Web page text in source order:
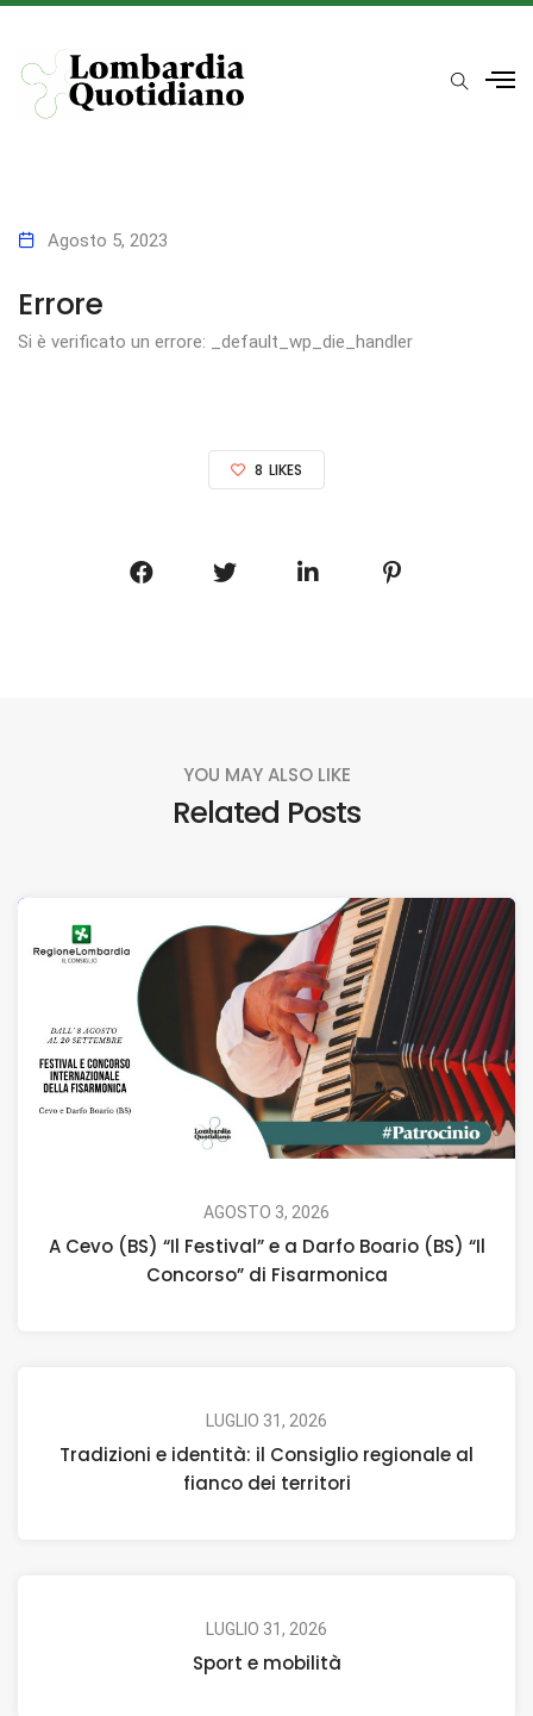
Agosto 5, 2023
Errore
Si è verificato un errore: _default_wp_die_handler
8 LIKES
YOU MAY ALSO LIKE
Related Posts
AGOSTO 3, 2026
A Cevo (BS) “Il Festival” e a Darfo Boario (BS) “Il
Concorso” di Fisarmonica
LUGLIO 31, 2026
Tradizioni e identità: il Consiglio regionale al
fianco dei territori
LUGLIO 31, 2026
Sport e mobilità